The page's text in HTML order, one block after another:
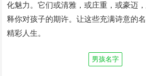
化魅力。它们或清雅，或庄重，或豪迈
释你对孩子的期许。让这些充满诗意的
精彩人生。
男孩名字